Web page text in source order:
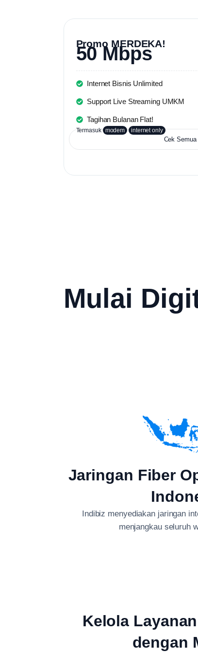
Promo MERDEKA!
50 Mbps
Internet Bisnis Unlimited
Support Live Streaming UMKM
Tagihan Bulanan Flat!
Termasuk modem internet only
Cek
Mulai
Jaringan Fiber
Indibiz menyediakan jaringan
menjangkau seluruh
Kelola
dengan